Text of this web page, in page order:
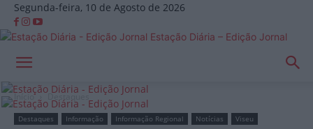
Segunda-feira, 10 de Agosto de 2026
Estação Diária – Edição Jornal
Início Destaques
Destaques Informação Informação Regional Notícias Viseu